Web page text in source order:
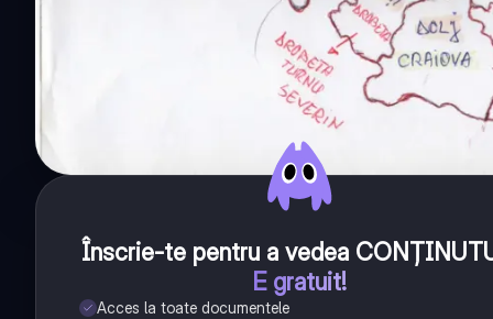
Înscrie-te pentru a vedea
E gratuit!
Acces la toate documentele